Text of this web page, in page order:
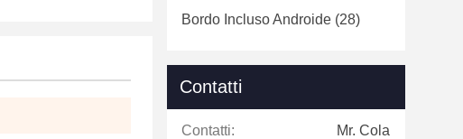
Bordo Incluso Androide (28)
Contatti
Contatti: Mr. Cola